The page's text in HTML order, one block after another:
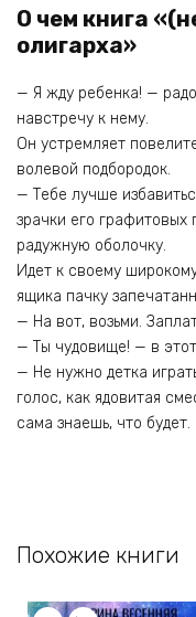
О чем книга
олигарха»
— Я жду ребенка! —
навстречу к нему.
Он устремляет
волевой подбородок.
— Тебе лучше
зрачки его графитовых
радужную оболочку.
Идет к своему
ящика пачку
— На вот, возьми.
— Ты чудовище! — в
— Не нужно детка
голос, как ядовитая
сама знаешь, что будет.
Похожие книги